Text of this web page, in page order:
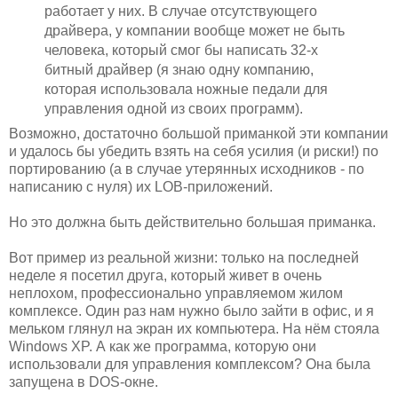
работает у них. В случае отсутствующего
драйвера, у компании вообще может не быть
человека, который смог бы написать 32-х
битный драйвер (я знаю одну компанию,
которая использовала ножные педали для
управления одной из своих программ).
Возможно, достаточно большой приманкой эти компании
и удалось бы убедить взять на себя усилия (и риски!) по
портированию (а в случае утерянных исходников - по
написанию с нуля) их LOB-приложений.
Но это должна быть действительно большая приманка.
Вот пример из реальной жизни: только на последней
неделе я посетил друга, который живет в очень
неплохом, профессионально управляемом жилом
комплексе. Один раз нам нужно было зайти в офис, и я
мельком глянул на экран их компьютера. На нём стояла
Windows XP. А как же программа, которую они
использовали для управления комплексом? Она была
запущена в DOS-окне.